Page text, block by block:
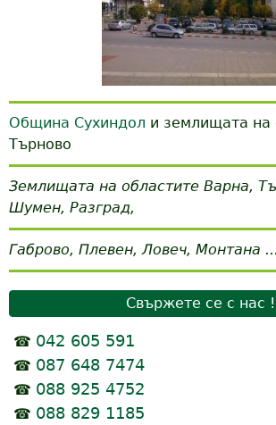
Община Сухиндол и землищата на
Търново
Землищата на областите Варна,
Шумен, Разград,
Габрово, Плевен, Ловеч, Монтана ...
Свържете се с нас !
☎ 042 605 591
☎ 087 648 7474
☎ 088 925 4752
☎ 088 829 1185